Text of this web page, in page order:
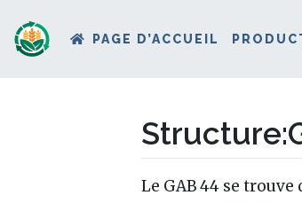
PAGE D’ACCUEIL
Structure:
Aller à :navigation,
Le GAB 44 se